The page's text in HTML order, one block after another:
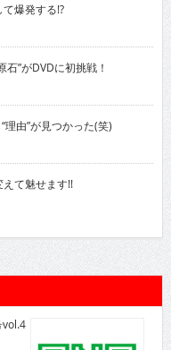
爆発する!?
”がDVDに初挑戦！
由”が見つかった(笑)
て魅せます!!
vol.4